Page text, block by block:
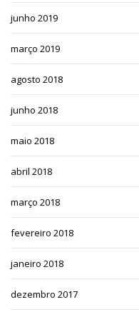
junho 2019
março 2019
agosto 2018
junho 2018
maio 2018
abril 2018
março 2018
fevereiro 2018
janeiro 2018
dezembro 2017